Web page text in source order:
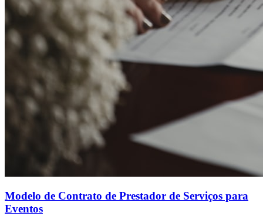
Modelo de Contrato de Prestador de Serviços para
Eventos